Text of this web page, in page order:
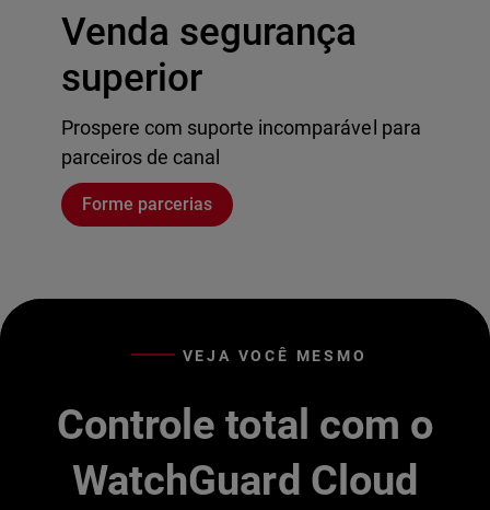
Venda segurança
superior
Prospere com suporte incomparável para
parceiros de canal
Forme parcerias
VEJA VOCÊ MESMO
Controle total com o
WatchGuard Cloud